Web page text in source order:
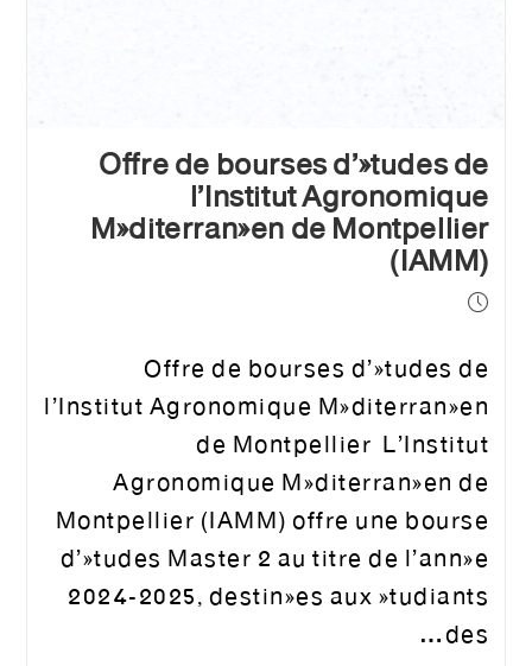
Offre de bourses d’études de
l’Institut Agronomique
Méditerranéen de Montpellier
(IAMM)
Offre de bourses d’études de
l’Institut Agronomique Méditerranéen
de Montpellier L’Institut
Agronomique Méditerranéen de
Montpellier (IAMM) offre une bourse
d’études Master 2 au titre de l’année
2024-2025, destinées aux étudiants
des…